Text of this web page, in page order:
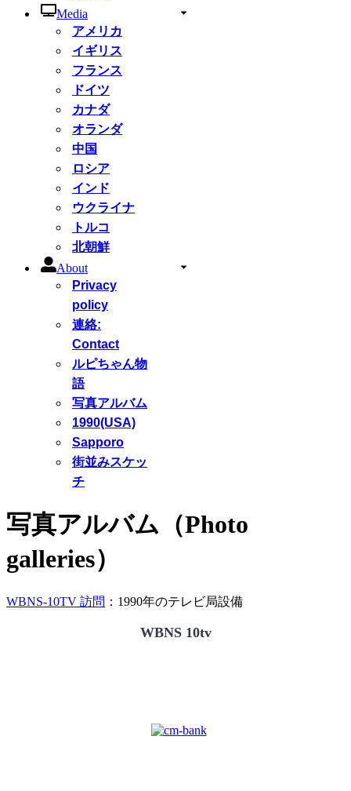
Media
アメリカ
イギリス
フランス
ドイツ
カナダ
オランダ
中国
ロシア
インド
ウクライナ
トルコ
北朝鮮
About
Privacy
policy
連絡:
Contact
ルピちゃん物
語
写真アルバム
1990(USA)
Sapporo
街並みスケッ
チ
写真アルバム（Photo
galleries）
WBNS-10TV 訪問 ：1990年のテレビ局設備
WBNS 10tv